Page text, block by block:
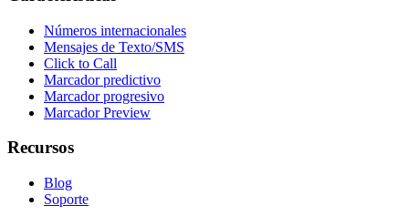
Números internacionales
Mensajes de Texto/SMS
Click to Call
Marcador predictivo
Marcador progresivo
Marcador Preview
Recursos
Blog
Soporte